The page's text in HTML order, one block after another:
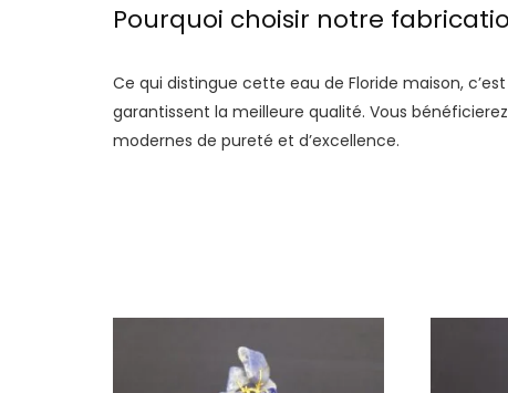
Pourquoi choisir notre
Ce qui distingue cette eau de Floride maison,
garantissent la meilleure qualité. Vous
modernes de pureté et d’excellence.